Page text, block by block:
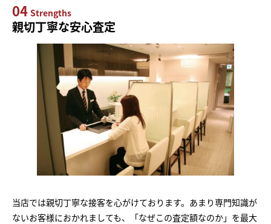
04 Strengths
親切丁寧な安心査定
当店では親切丁寧な接客を心がけております。あまり専門知識が
ないお客様におかれましても、「なぜこの査定額なのか」を最大